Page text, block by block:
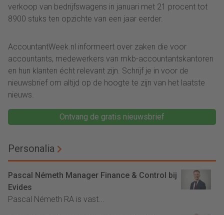
verkoop van bedrijfswagens in januari met 21 procent tot
8900 stuks ten opzichte van een jaar eerder.
AccountantWeek.nl informeert over zaken die voor
accountants, medewerkers van mkb-accountantskantoren
en hun klanten écht relevant zijn. Schrijf je in voor de
nieuwsbrief om altijd op de hoogte te zijn van het laatste
nieuws.
Ontvang de gratis nieuwsbrief
Personalia
Pascal Németh Manager Finance & Control bij
Evides
Pascal Németh RA is vast...